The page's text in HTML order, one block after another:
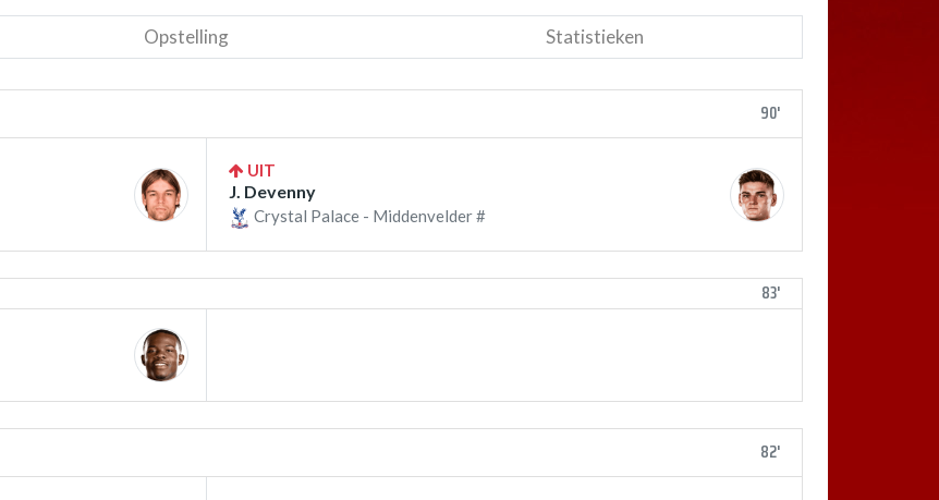
Opstelling Statistieken
90'
UIT
J. Devenny
Crystal Palace - Middenvelder #
83'
82'